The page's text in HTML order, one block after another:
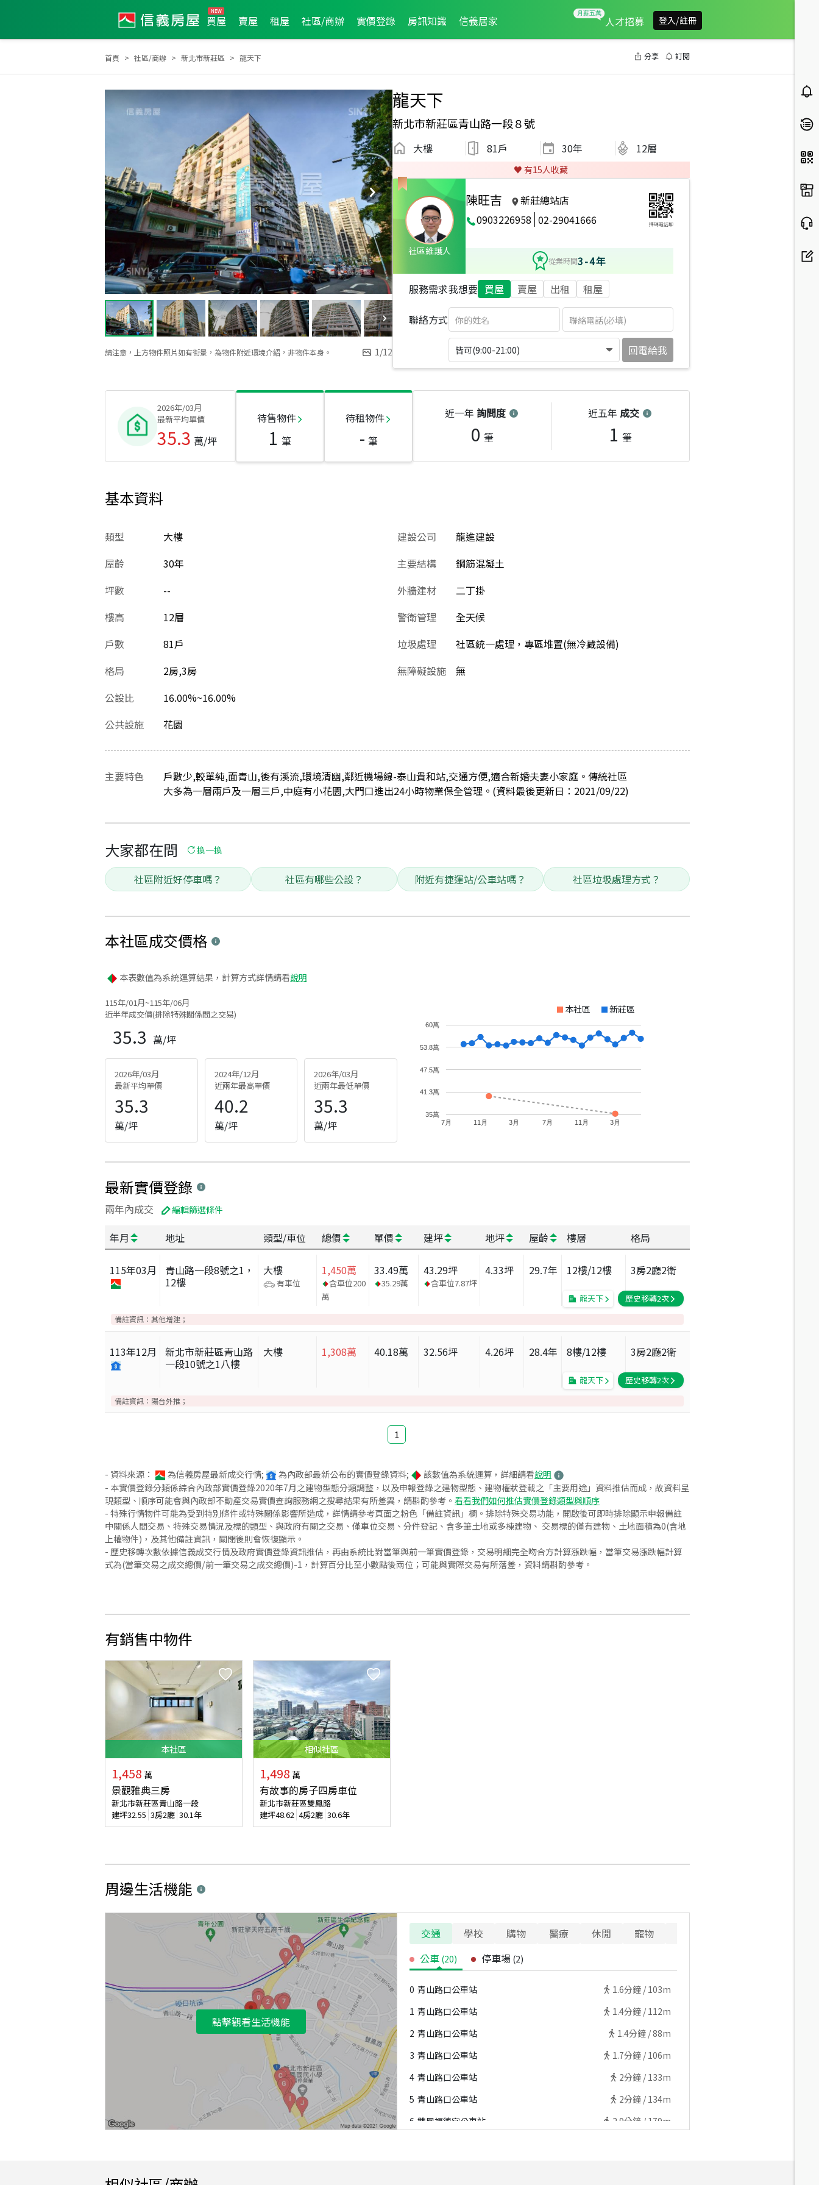
買屋 賣屋 租屋 社區/商辦 實價登錄 房訊知識 信義居家 人才招募 登入/註冊
首頁 社區/商辦 新北市新莊區 龍天下 分享 訂閱
請注意，上方物件照片如有街景，為物件附近環境介紹，非物件本身。 1/12
龍天下
新北市新莊區青山路一段８號
大樓 81戶 30年 12層
♥️ 有15人收藏
社區維護人
陳旺吉
新莊總站店
0903226958 02-29041666 掃碼電話聊
從業時間3-4年
服務需求我想要 買屋 賣屋 出租 租屋
聯絡方式
皆可(9:00-21:00) 回電給我
2026年/03月
最新平均單價
35.3 萬/坪
待售物件
1 筆
待租物件
- 筆
近一年 詢問度
0 筆
近五年 成交
1 筆
基本資料
類型
大樓
屋齡
30年
坪數
--
樓高
12層
戶數
81戶
格局
2房,3房
公設比
16.00%~16.00%
建設公司
龍進建設
主要結構
鋼筋混凝土
外牆建材
二丁掛
警衛管理
全天候
垃圾處理
社區統一處理，專區堆置(無冷藏設備)
無障礙設施
無
公共設施 花園
主要特色
戶數少,較單純,面青山,後有溪流,環境清幽,鄰近機場線-泰山貴和站,交通方便,適合新婚夫妻小家庭。傳統社區
大多為一層兩戶及一層三戶,中庭有小花園,大門口進出24小時物業保全管理。(資料最後更新日：2021/09/22)
大家都在問 換一換
社區附近好停車嗎？ 社區有哪些公設？ 附近有捷運站/公車站嗎？ 社區垃圾處理方式？
本社區成交價格
本表數值為系統運算結果，計算方式詳情請看說明
115年/01月~115年/06月
近半年成交價(排除特殊關係間之交易)
35.3 萬/坪
2026年/03月
最新平均單價
35.3
萬/坪
2024年/12月
近兩年最高單價
40.2
萬/坪
2026年/03月
近兩年最低單價
35.3
萬/坪
本社區 新莊區
7月 11月 3月 7月 11月 3月
35萬
41.3萬
47.5萬
53.8萬
60萬
最新實價登錄
兩年內成交 編輯篩選條件
年月 地址 類型/車位 總價 單價 建坪 地坪 屋齡 樓層 格局
115年03月
青山路一段8號之1，
12樓
大樓
有車位
1,450萬
含車位200
萬
33.49萬
35.29萬
43.29坪
含車位7.87坪
4.33坪 29.7年 12樓/12樓 3房2廳2衛
龍天下 歷史移轉2次
備註資訊： 其他增建；
113年12月
新北市新莊區青山路
一段10號之1八樓
大樓 1,308萬 40.18萬 32.56坪 4.26坪 28.4年 8樓/12樓 3房2廳2衛
龍天下 歷史移轉2次
備註資訊： 陽台外推；
1
- 資料來源： 為信義房屋最新成交行情; 為內政部最新公布的實價登錄資料; 該數值為系統運算，詳細請看說明
- 本實價登錄分類係綜合內政部實價登錄2020年7月之建物型態分類調整，以及申報登錄之建物型態、建物權狀登載之「主要用途」資料推估而成，故資料呈
現類型、順序可能會與內政部不動產交易實價查詢服務網之搜尋結果有所差異，請斟酌參考。 看看我們如何推估實價登錄類型與順序
- 特殊行情物件可能為受到特別條件或特殊關係影響所造成，詳情請參考頁面之粉色「備註資訊」欄。排除特殊交易功能，開啟後可即時排除顯示申報備註
中關係人間交易、特殊交易情況及標的類型、與政府有關之交易、僅車位交易、分件登記、含多筆土地或多棟建物、 交易標的僅有建物、土地面積為0(含地
上權物件)，及其他備註資訊，關閉後則會恢復顯示。
- 歷史移轉次數依據信義成交行情及政府實價登錄資訊推估，再由系統比對當筆與前一筆實價登錄，交易明細完全吻合方計算漲跌幅，當筆交易漲跌幅計算
式為(當筆交易之成交總價/前一筆交易之成交總價)-1，計算百分比至小數點後兩位；可能與實際交易有所落差，資料請斟酌參考。
有銷售中物件
本社區
1,458 萬
景觀雅典三房
新北市新莊區青山路一段
建坪32.55 3房2廳 30.1年
相似社區
1,498 萬
有故事的房子四房車位
新北市新莊區雙鳳路
建坪48.62 4房2廳 30.6年
周邊生活機能
點擊觀看生活機能
交通 學校 購物 醫療 休閒 寵物
公車 (20) 停車場 (2)
0 青山路口公車站 1.6分鐘 / 103m
1 青山路口公車站 1.4分鐘 / 112m
2 青山路口公車站 1.4分鐘 /88m
3 青山路口公車站 1.7分鐘 / 106m
4 青山路口公車站 2分鐘 / 133m
5 青山路口公車站 2分鐘 / 134m
6 雙鳳福德宮公車站 2.9分鐘 / 179m